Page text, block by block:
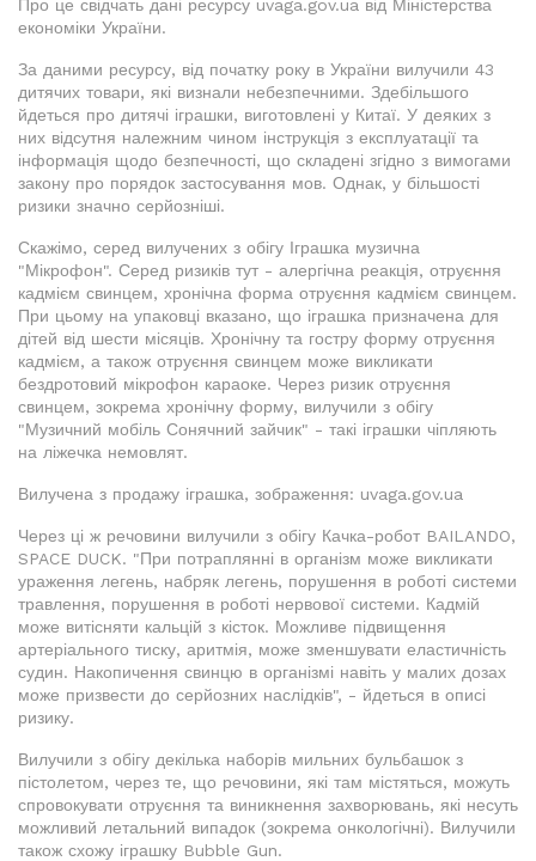
Про це свідчать дані ресурсу uvaga.gov.ua від Міністерства
економіки України.
За даними ресурсу, від початку року в України вилучили 43
дитячих товари, які визнали небезпечними. Здебільшого
йдеться про дитячі іграшки, виготовлені у Китаї. У деяких з
них відсутня належним чином інструкція з експлуатації та
інформація щодо безпечності, що складені згідно з вимогами
закону про порядок застосування мов. Однак, у більшості
ризики значно серйозніші.
Скажімо, серед вилучених з обігу Іграшка музична
"Мікрофон". Серед ризиків тут - алергічна реакція, отруєння
кадмієм свинцем, хронічна форма отруєння кадмієм свинцем.
При цьому на упаковці вказано, що іграшка призначена для
дітей від шести місяців. Хронічну та гостру форму отруєння
кадмієм, а також отруєння свинцем може викликати
бездротовий мікрофон караоке. Через ризик отруєння
свинцем, зокрема хронічну форму, вилучили з обігу
"Музичний мобіль Сонячний зайчик" - такі іграшки чіпляють
на ліжечка немовлят.
Вилучена з продажу іграшка, зображення: uvaga.gov.ua
Через ці ж речовини вилучили з обігу Качка-робот BAILANDO,
SPACE DUCK. "При потраплянні в організм може викликати
ураження легень, набряк легень, порушення в роботі системи
травлення, порушення в роботі нервової системи. Кадмій
може витісняти кальцій з кісток. Можливе підвищення
артеріального тиску, аритмія, може зменшувати еластичність
судин. Накопичення свинцю в організмі навіть у малих дозах
може призвести до серйозних наслідків", - йдеться в описі
ризику.
Вилучили з обігу декілька наборів мильних бульбашок з
пістолетом, через те, що речовини, які там містяться, можуть
спровокувати отруєння та виникнення захворювань, які несуть
можливий летальний випадок (зокрема онкологічні). Вилучили
також схожу іграшку Bubble Gun.